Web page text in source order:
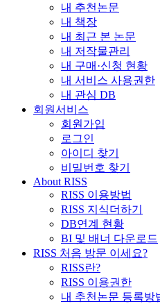
내 추천논문
내 책장
내 최근 본 논문
내 저작물관리
내 구매·신청 현황
내 서비스 사용권한
내 관심 DB
회원서비스
회원가입
로그인
아이디 찾기
비밀번호 찾기
About RISS
RISS 이용방법
RISS 지식더하기
DB연계 현황
BI 및 배너 다운로드
RISS 처음 방문 이세요?
RISS란?
RISS 이용권한
내 추천논문 등록방